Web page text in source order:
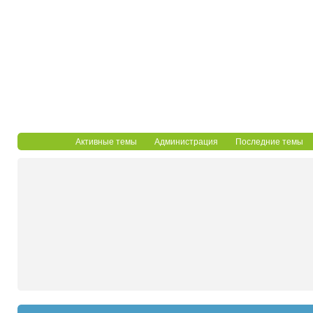
Активные темы Администрация Последние темы